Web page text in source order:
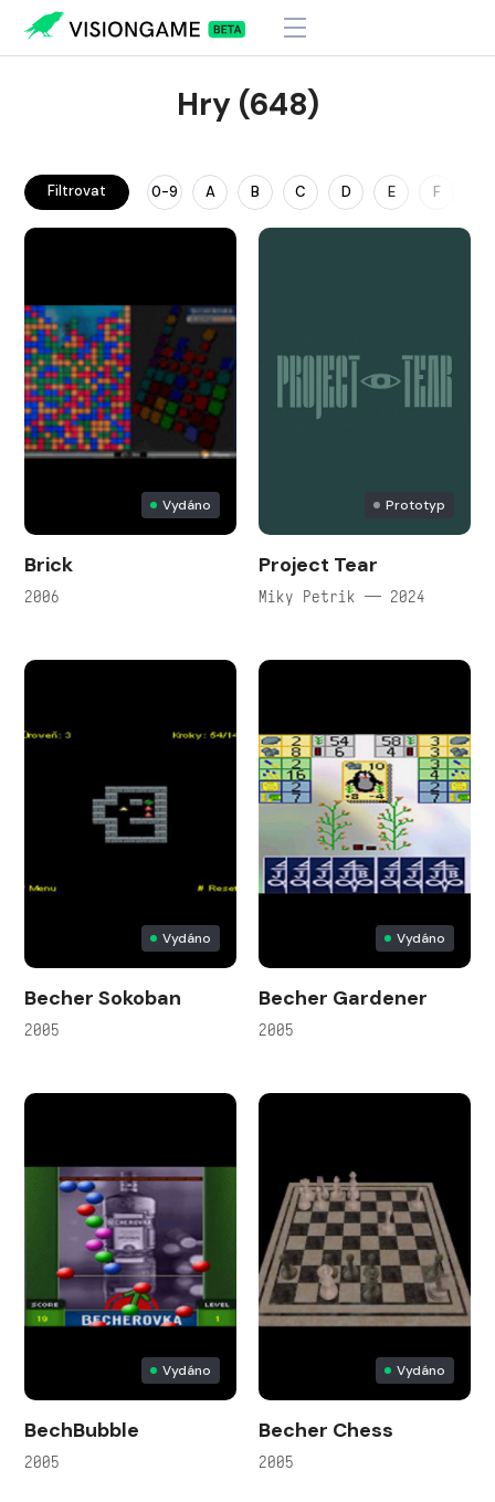
Hry (648)
Filtrovat 0-9 A B C D E F
Vydáno
Brick
2006
Prototyp
Project Tear
Miky Petrik — 2024
Vydáno
Becher Sokoban
2005
Vydáno
Becher Gardener
2005
Vydáno
BechBubble
2005
Vydáno
Becher Chess
2005